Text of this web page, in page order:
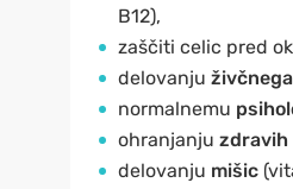
B12),
zaščiti celic pred
delovanju
normalnemu
ohranjanju zdravih
delovanju mišic